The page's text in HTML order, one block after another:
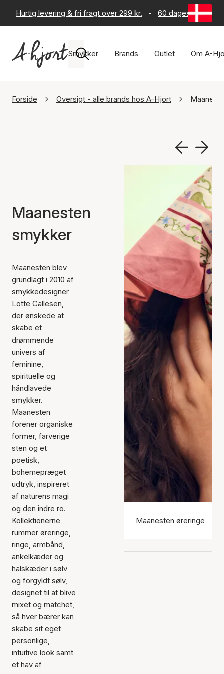
Hurtig levering & fri fragt over 299 kr. - 60 dages returret
Smykker Brands Outlet Om A-
Forside Oversigt - alle brands hos A-Hjort
Maanesten
smykker
Maanesten blev
grundlagt i 2010 af
smykkedesigner
Lotte Callesen,
der ønskede at
skabe et
drømmende
univers af
feminine,
spirituelle og
håndlavede
smykker.
Maanesten
forener organiske
former, farverige
sten og et
poetisk,
bohemepræget
udtryk, inspireret
af naturens magi
og den indre ro.
Kollektionerne
rummer øreringe,
ringe, armbånd,
ankelkæder og
halskæder i sølv
og forgyldt sølv,
designet til at blive
mixet og matchet,
så hver bærer kan
skabe sit eget
personlige,
intuitive look samt
et hav af
Maanesten øreringe